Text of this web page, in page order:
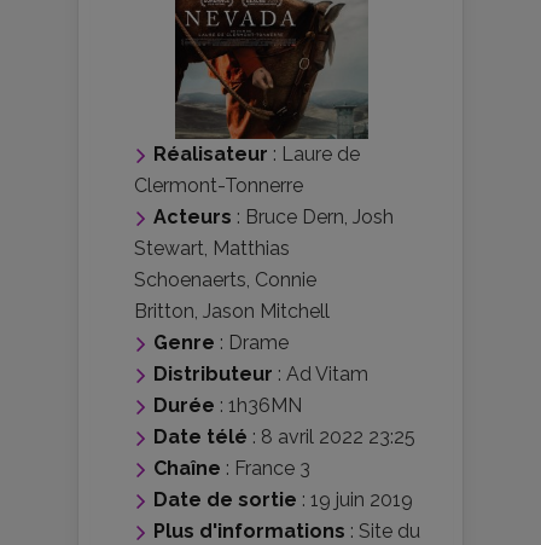
Réalisateur : Laure de
Clermont-Tonnerre
Acteurs : Bruce Dern, Josh
Stewart, Matthias
Schoenaerts, Connie
Britton, Jason Mitchell
Genre : Drame
Distributeur : Ad Vitam
Durée : 1h36MN
Date télé : 8 avril 2022 23:25
Chaîne : France 3
Date de sortie : 19 juin 2019
Plus d'informations : Site du